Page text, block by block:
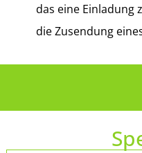
das eine Einladung
die Zusendung